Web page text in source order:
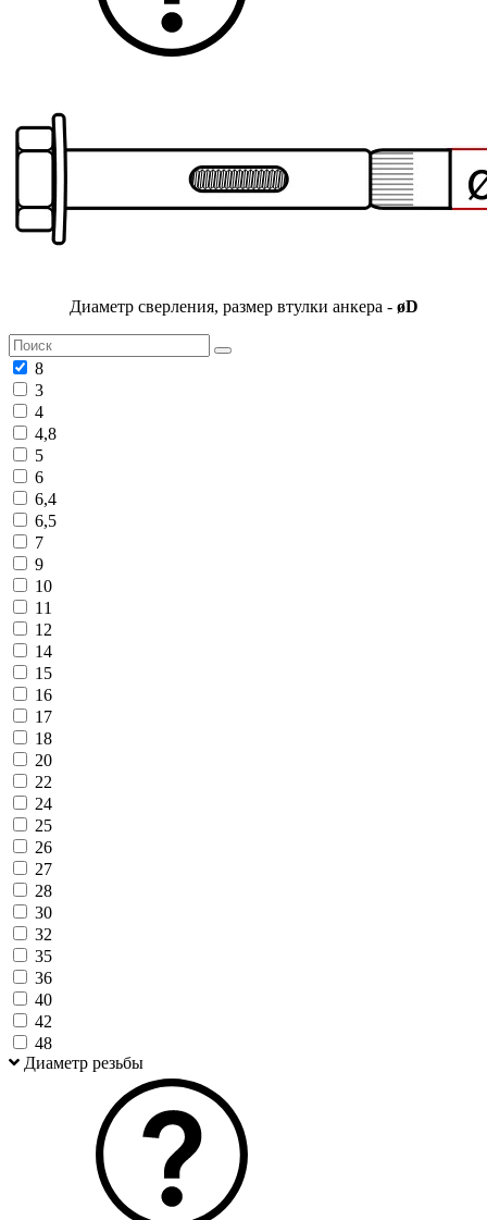
Диаметр сверления, размер втулки анкера - øD
8
3
4
4,8
5
6
6,4
6,5
7
9
10
11
12
14
15
16
17
18
20
22
24
25
26
27
28
30
32
35
36
40
42
48
Диаметр резьбы